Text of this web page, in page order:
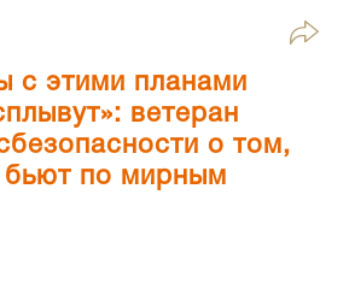
с этими планами
ветеран
о том,
по мирным